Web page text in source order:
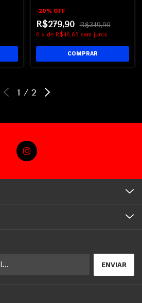
-20% OFF
R$279,90 R$349,90
6 x de R$46,65 sem juros
1 / 2